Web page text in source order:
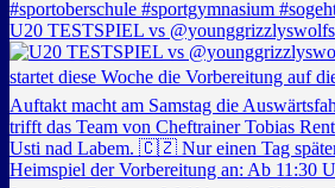
U20 TESTSPIEL vs